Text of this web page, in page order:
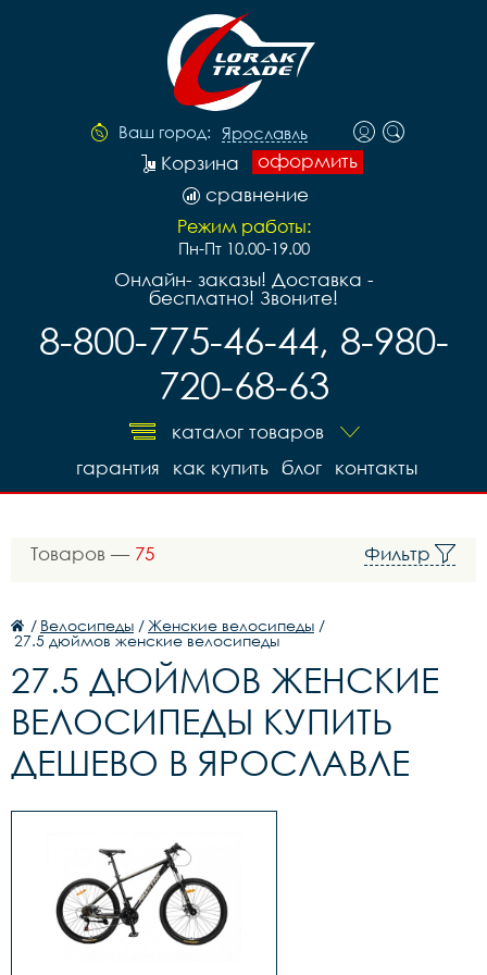
Ваш город: Ярославль
оформить
Корзина
сравнение
Режим работы:
Пн-Пт 10.00-19.00
Онлайн- заказы! Доставка -
бесплатно! Звоните!
8-800-775-46-44, 8-980-
720-68-63
каталог товаров
контакты
блог
как купить
гарантия
Товаров — 75 Фильтр
/ Велосипеды / Женские велосипеды /
27.5 дюймов женские велосипеды
27.5 ДЮЙМОВ ЖЕНСКИЕ
ВЕЛОСИПЕДЫ КУПИТЬ
ДЕШЕВО В ЯРОСЛАВЛЕ